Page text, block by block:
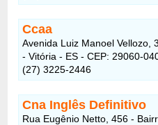
Ccaa
Avenida Luiz Manoel Vellozo,
- Vitória - ES - CEP: 29060-
(27) 3225-2446
Cna Inglês Definitivo
Rua Eugênio Netto, 456 -